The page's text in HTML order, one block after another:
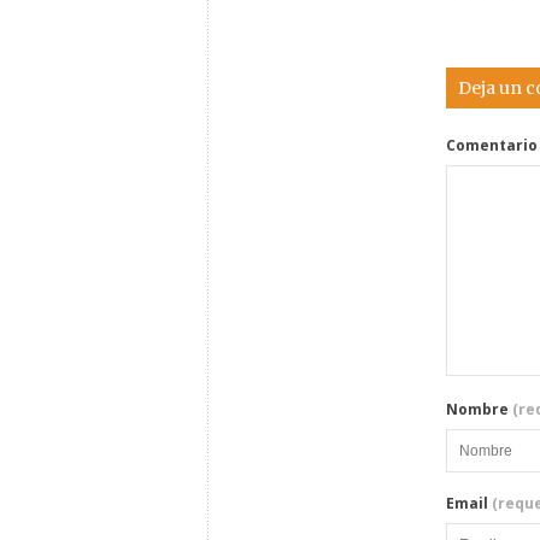
Deja un
Comentario
Nombre
Email